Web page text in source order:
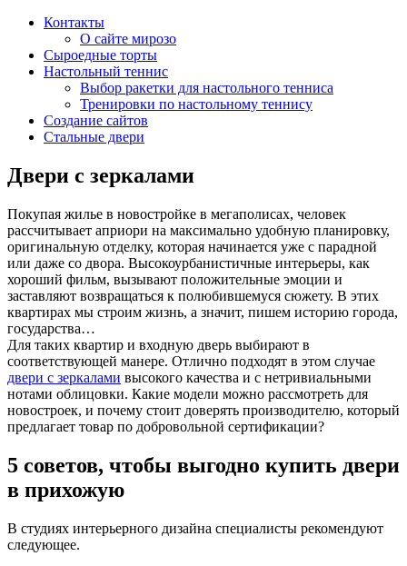
Контакты
О сайте мирозо
Сыроедные торты
Настольный теннис
Выбор ракетки для настольного тенниса
Тренировки по настольному теннису
Создание сайтов
Стальные двери
Двери с зеркалами
Покупая жилье в новостройке в мегаполисах, человек
рассчитывает априори на максимально удобную планировку,
оригинальную отделку, которая начинается уже с парадной
или даже со двора. Высокоурбанистичные интерьеры, как
хороший фильм, вызывают положительные эмоции и
заставляют возвращаться к полюбившемуся сюжету. В этих
квартирах мы строим жизнь, а значит, пишем историю города,
государства…
Для таких квартир и входную дверь выбирают в
соответствующей манере. Отлично подходят в этом случае
двери с зеркалами высокого качества и с нетривиальными
нотами облицовки. Какие модели можно рассмотреть для
новостроек, и почему стоит доверять производителю, который
предлагает товар по добровольной сертификации?
5 советов, чтобы выгодно купить двери
в прихожую
В студиях интерьерного дизайна специалисты рекомендуют
следующее.